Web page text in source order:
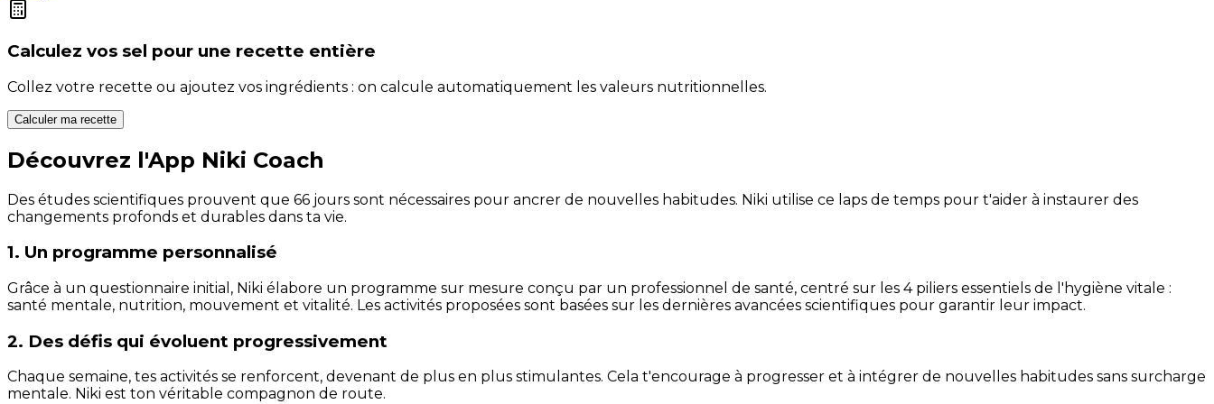
Calculez vos sel pour une recette entière
Collez votre recette ou ajoutez vos ingrédients : on calcule automatiquement les valeurs nutritionnelles.
Calculer ma recette
Découvrez l'App Niki Coach
Des études scientifiques prouvent que 66 jours sont nécessaires pour ancrer de nouvelles habitudes. Niki utilise ce laps de temps pour t'aider à instaurer des
changements profonds et durables dans ta vie.
1. Un programme personnalisé
Grâce à un questionnaire initial, Niki élabore un programme sur mesure conçu par un professionnel de santé, centré sur les 4 piliers essentiels de l'hygiène vitale :
santé mentale, nutrition, mouvement et vitalité. Les activités proposées sont basées sur les dernières avancées scientifiques pour garantir leur impact.
2. Des défis qui évoluent progressivement
Chaque semaine, tes activités se renforcent, devenant de plus en plus stimulantes. Cela t'encourage à progresser et à intégrer de nouvelles habitudes sans surcharge
mentale. Niki est ton véritable compagnon de route.